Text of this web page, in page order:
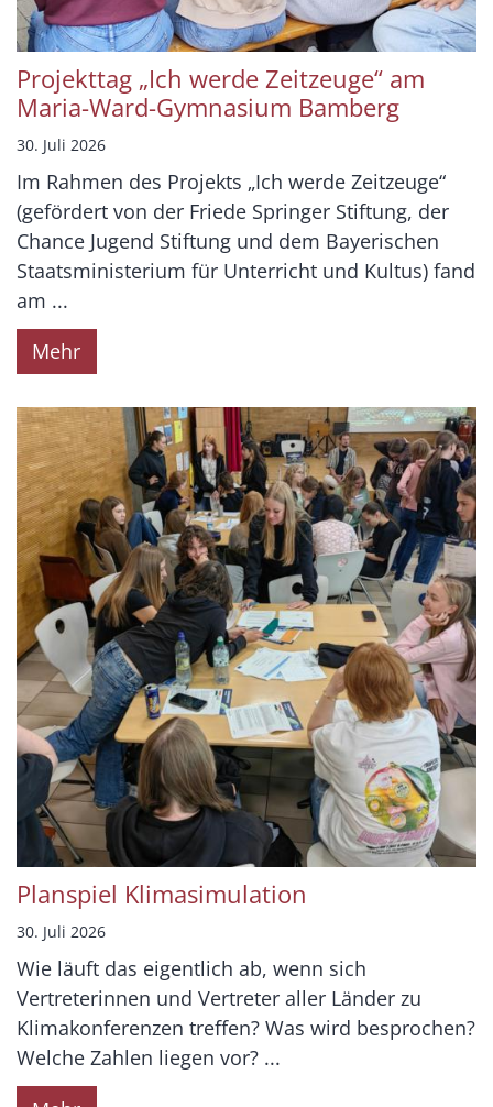
Projekttag „Ich werde Zeitzeuge“ am
Maria-Ward-Gymnasium Bamberg
30. Juli 2026
Im Rahmen des Projekts „Ich werde Zeitzeuge“
(gefördert von der Friede Springer Stiftung, der
Chance Jugend Stiftung und dem Bayerischen
Staatsministerium für Unterricht und Kultus) fand
am ...
Mehr
Planspiel Klimasimulation
30. Juli 2026
Wie läuft das eigentlich ab, wenn sich
Vertreterinnen und Vertreter aller Länder zu
Klimakonferenzen treffen? Was wird besprochen?
Welche Zahlen liegen vor? ...